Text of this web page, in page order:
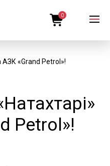
0
АЗК «Grand Petrol»!
Petrol»!